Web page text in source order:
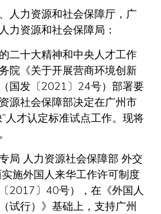
人力资源和社会保障厅，广
力资源和社会保障局：
二十大精神和中央人才工作
院《关于开展营商环境创新
国发〔2021〕24号）部署要
源社会保障部决定在广州市
人才认定标准试点工作。现将
局 人力资源社会保障部 外交
施外国人来华工作许可制度
2017〕40号），在《外国人
试行）》基础上，支持广州